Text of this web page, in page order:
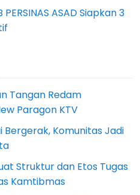
ASAD Siapkan 3
Tangan Redam
Paragon KTV
Bergerak, Komunitas Jadi
Struktur dan Etos Tugas
Kamtibmas